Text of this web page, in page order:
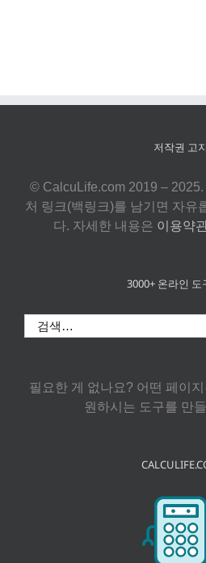
저작권 고지
© CalcuLife.com 2019 –
처 링크(백링크)를 남기면 자유
다. 자세한 내용은 이용약
3000+ 온라인 도
색:
필요한 게 없나요? 어떤 페이
원하시는 도구를 만